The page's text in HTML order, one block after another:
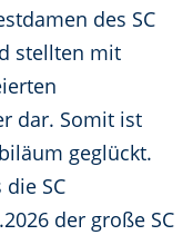
des SC
stellten mit
dar. Somit ist
geglückt.
SC
der große SC